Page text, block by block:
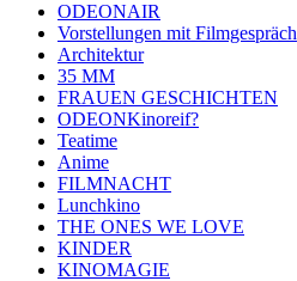
ODEONAIR
Vorstellungen mit Filmgespräch
Architektur
35 MM
FRAUEN GESCHICHTEN
ODEONKinoreif?
Teatime
Anime
FILMNACHT
Lunchkino
THE ONES WE LOVE
KINDER
KINOMAGIE